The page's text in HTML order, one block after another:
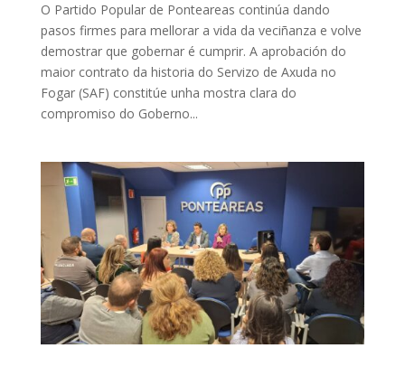
O Partido Popular de Ponteareas continúa dando
pasos firmes para mellorar a vida da veciñanza e volve
demostrar que gobernar é cumprir. A aprobación do
maior contrato da historia do Servizo de Axuda no
Fogar (SAF) constitúe unha mostra clara do
compromiso do Goberno...